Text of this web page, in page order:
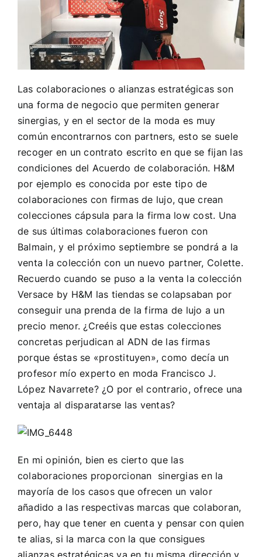
Las colaboraciones o alianzas estratégicas son
una forma de negocio que permiten generar
sinergias, y en el sector de la moda es muy
común encontrarnos con partners, esto se suele
recoger en un contrato escrito en que se fijan las
condiciones del Acuerdo de colaboración. H&M
por ejemplo es conocida por este tipo de
colaboraciones con firmas de lujo, que crean
colecciones cápsula para la firma low cost. Una
de sus últimas colaboraciones fueron con
Balmain, y el próximo septiembre se pondrá a la
venta la colección con un nuevo partner, Colette.
Recuerdo cuando se puso a la venta la colección
Versace by H&M las tiendas se colapsaban por
conseguir una prenda de la firma de lujo a un
precio menor. ¿Creéis que estas colecciones
concretas perjudican al ADN de las firmas
porque éstas se «prostituyen», como decía un
profesor mío experto en moda Francisco J.
López Navarrete? ¿O por el contrario, ofrece una
ventaja al disparatarse las ventas?
En mi opinión, bien es cierto que las
colaboraciones proporcionan sinergias en la
mayoría de los casos que ofrecen un valor
añadido a las respectivas marcas que colaboran,
pero, hay que tener en cuenta y pensar con quien
te alias, si la marca con la que consigues
alianzas estratégicas va en tu misma dirección y